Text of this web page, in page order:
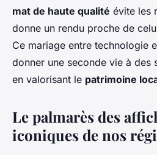
mat de haute qualité évite les
donne un rendu proche de
Ce mariage entre technologie
donner une seconde vie à des
en valorisant le patrimoine
Le palmarès des
iconiques de nos